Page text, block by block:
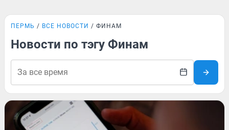
ПЕРМЬ ВСЕ НОВОСТИ ФИНАМ
Новости по тэгу Финам